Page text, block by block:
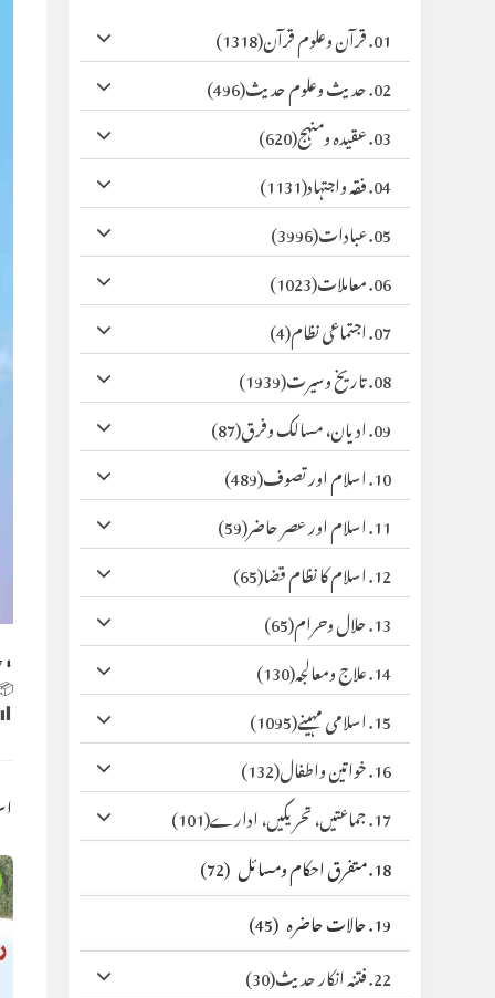
⬇ Original
01. قرآن وعلوم قرآن
(1318)
02. حدیث وعلوم حدیث
(496)
03. عقیدہ ومنہج
(620)
04. فقہ واجتہاد
(1131)
05. عبادات
(3996)
06. معاملات
(1023)
07. اجتماعی نظام
(4)
08. تاریخ وسیرت
(1939)
09. ادیان، مسالک وفرق
(87)
10. اسلام اور تصوف
(489)
11. اسلام اور عصر حاضر
(59)
12. اسلام کا نظام قضا
(65)
13. حلال وحرام
(65)
14. علاج ومعالجہ
(130)
15. اسلامی مہینے
(1095)
16. خواتین واطفال
(132)
17. جماعتیں، تحریکیں، ادارے
(101)
18. متفرق احکام ومسائل
(72)
19. حالات حاضرہ
(45)
22. فتنہ انکار حدیث
(30)